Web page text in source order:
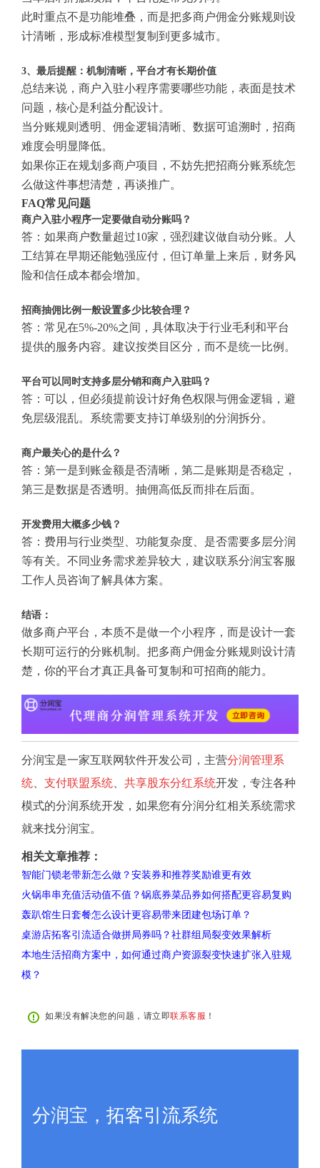
此时重点不是功能堆叠，而是把多商户佣金分账规则设
计清晰，形成标准模型复制到更多城市。
3、最后提醒：机制清晰，平台才有长期价值
总结来说，商户入驻小程序需要哪些功能，表面是技术
问题，核心是利益分配设计。
当分账规则透明、佣金逻辑清晰、数据可追溯时，招商
难度会明显降低。
如果你正在规划多商户项目，不妨先把招商分账系统怎
么做这件事想清楚，再谈推广。
FAQ常见问题
商户入驻小程序一定要做自动分账吗？
答：如果商户数量超过10家，强烈建议做自动分账。人
工结算在早期还能勉强应付，但订单量上来后，财务风
险和信任成本都会增加。
招商抽佣比例一般设置多少比较合理？
答：常见在5%-20%之间，具体取决于行业毛利和平台
提供的服务内容。建议按类目区分，而不是统一比例。
平台可以同时支持多层分销和商户入驻吗？
答：可以，但必须提前设计好角色权限与佣金逻辑，避
免层级混乱。系统需要支持订单级别的分润拆分。
商户最关心的是什么？
答：第一是到账金额是否清晰，第二是账期是否稳定，
第三是数据是否透明。抽佣高低反而排在后面。
开发费用大概多少钱？
答：费用与行业类型、功能复杂度、是否需要多层分润
等有关。不同业务需求差异较大，建议联系分润宝客服
工作人员咨询了解具体方案。
结语：
做多商户平台，本质不是做一个小程序，而是设计一套
长期可运行的分账机制。把多商户佣金分账规则设计清
楚，你的平台才真正具备可复制和可招商的能力。
分润宝是一家互联网软件开发公司，主营分润管理系
统
支付联盟系统 共享股东分红系统开发，专注各种
模式的分润系统开发，如果您有分润分红相关系统需求
就来找分润宝。
相关文章推荐：
智能门锁老带新怎么做？安装券和推荐奖励谁更有效
火锅串串充值活动值不值？锅底券菜品券如何搭配更容易复购
轰趴馆生日套餐怎么设计更容易带来团建包场订单？
桌游店拓客引流适合做拼局券吗？社群组局裂变效果解析
本地生活招商方案中，如何通过商户资源裂变快速扩张入驻规
模？
如果没有解决您的问题，请立即联系客服 ！
分润宝，拓客引流系统